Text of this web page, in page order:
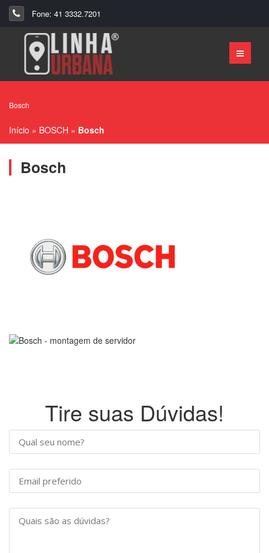
Fone: 41 3332.7201
Bosch
Início » BOSCH » Bosch
Bosch
Tire suas Dúvidas!